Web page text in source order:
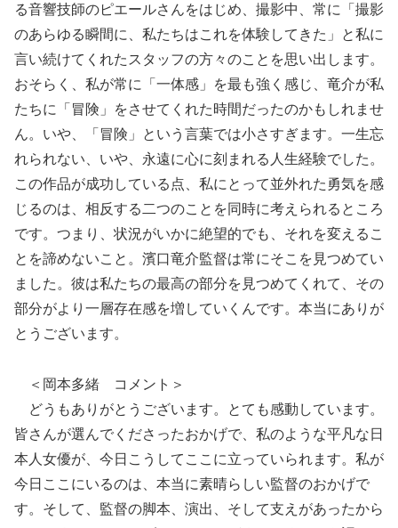
る音響技師のピエールさんをはじめ、撮影中、常に「撮影
のあらゆる瞬間に、私たちはこれを体験してきた」と私に
言い続けてくれたスタッフの方々のことを思い出します。
おそらく、私が常に「一体感」を最も強く感じ、竜介が私
たちに「冒険」をさせてくれた時間だったのかもしれませ
ん。いや、「冒険」という言葉では小さすぎます。一生忘
れられない、いや、永遠に心に刻まれる人生経験でした。
この作品が成功している点、私にとって並外れた勇気を感
じるのは、相反する二つのことを同時に考えられるところ
です。つまり、状況がいかに絶望的でも、それを変えるこ
とを諦めないこと。濱口竜介監督は常にそこを見つめてい
ました。彼は私たちの最高の部分を見つめてくれて、その
部分がより一層存在感を増していくんです。本当にありが
とうございます。
＜岡本多緒 コメント＞
どうもありがとうございます。とても感動しています。
皆さんが選んでくださったおかげで、私のような平凡な日
本人女優が、今日こうしてここに立っていられます。私が
今日ここにいるのは、本当に素晴らしい監督のおかげで
す。そして、監督の脚本、演出、そして支えがあったから